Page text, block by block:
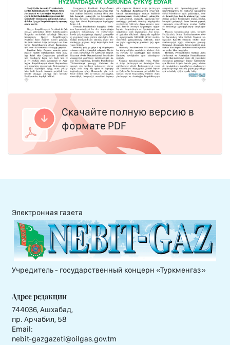
Скачайте полную версию в
формате PDF
Электронная газета
Учредитель - государственный концерн «Туркменгаз»
Адрес редакции
744036, Ашхабад,
пр. Арчабил, 58
Email:
nebit-gazgazeti@oilgas.gov.tm